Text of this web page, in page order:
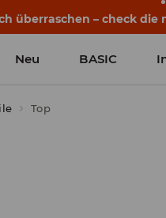
noch vor dem
Neu BASIC
Top